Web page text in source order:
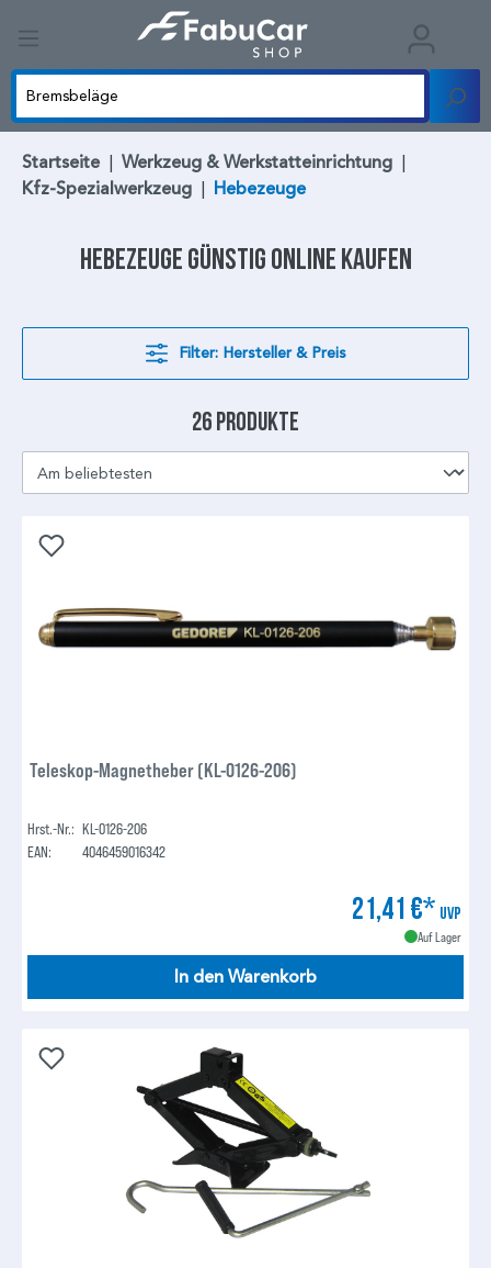
Startseite | Werkzeug & Werkstatteinrichtung |
Kfz-Spezialwerkzeug | Hebezeuge
Hebezeuge günstig online kaufen
Filter: Hersteller & Preis
26 Produkte
Teleskop-Magnetheber (KL-0126-206)
Hrst.-Nr.: KL-0126-206
EAN:
4046459016342
21,41 €* UVP
Auf Lager
In den Warenkorb